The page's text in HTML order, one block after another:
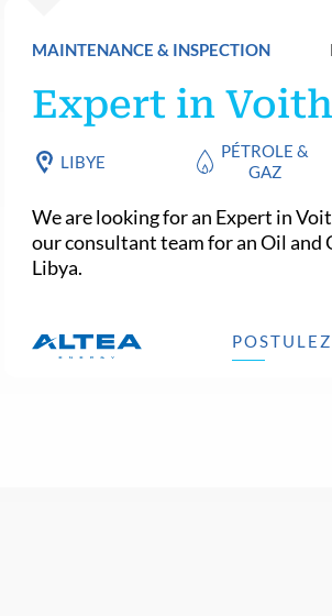
MAINTENANCE & INSPECTION
Expert in
LIBYE
PÉTROLE &
GAZ
We are looking for an Expert in
our consultant team for an Oil and
Libya.